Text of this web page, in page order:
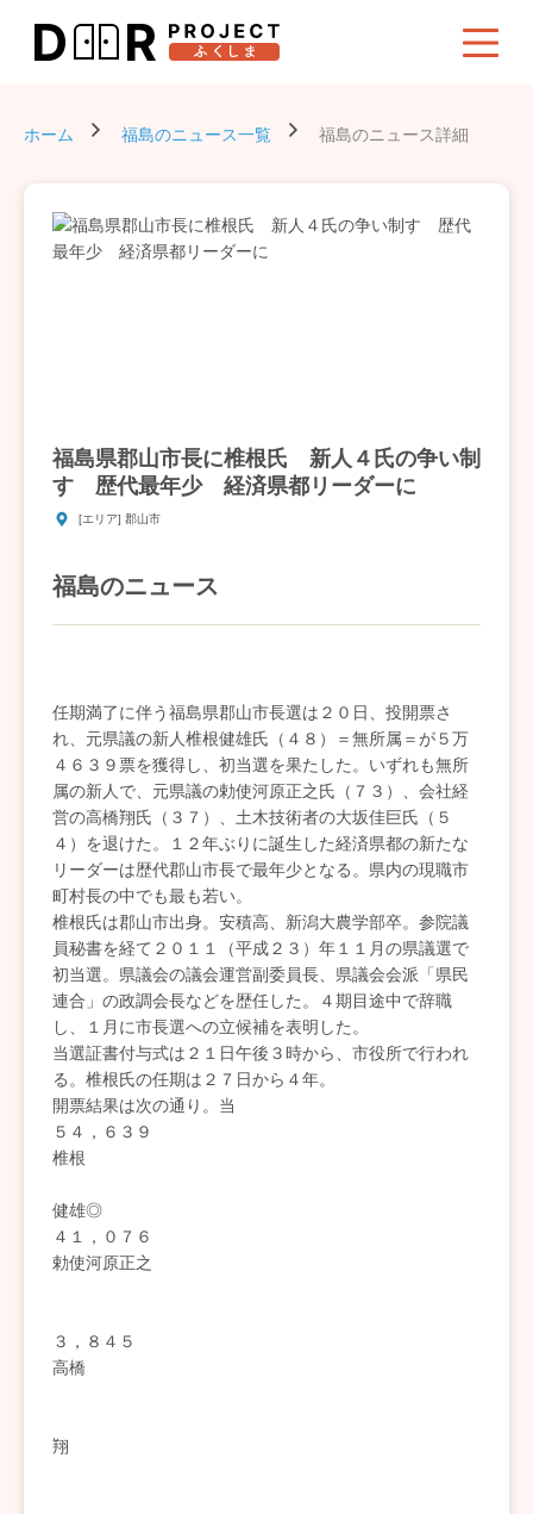
ホーム 福島のニュース一覧 福島のニュース詳細
福島県郡山市長に椎根氏 新人４氏の争い制
す 歴代最年少 経済県都リーダーに
[エリア] 郡山市
福島のニュース
任期満了に伴う福島県郡山市長選は２０日、投開票さ
れ、元県議の新人椎根健雄氏（４８）＝無所属＝が５万
４６３９票を獲得し、初当選を果たした。いずれも無所
属の新人で、元県議の勅使河原正之氏（７３）、会社経
営の高橋翔氏（３７）、土木技術者の大坂佳巨氏（５
４）を退けた。１２年ぶりに誕生した経済県都の新たな
リーダーは歴代郡山市長で最年少となる。県内の現職市
町村長の中でも最も若い。
椎根氏は郡山市出身。安積高、新潟大農学部卒。参院議
員秘書を経て２０１１（平成２３）年１１月の県議選で
初当選。県議会の議会運営副委員長、県議会会派「県民
連合」の政調会長などを歴任した。４期目途中で辞職
し、１月に市長選への立候補を表明した。
当選証書付与式は２１日午後３時から、市役所で行われ
る。椎根氏の任期は２７日から４年。
開票結果は次の通り。当
５４，６３９
椎根
健雄◎
４１，０７６
勅使河原正之
３，８４５
高橋
翔